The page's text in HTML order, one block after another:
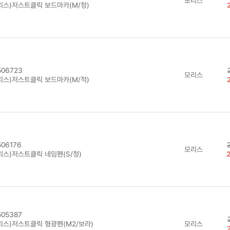
스)저스트클릭 보드마카(M/청)
스)저스트클릭 보드마카(M/적)
모리스
스)저스트클릭 네임펜(S/청)
모리스
스)저스트클릭 형광펜(M2/보라)
모리스